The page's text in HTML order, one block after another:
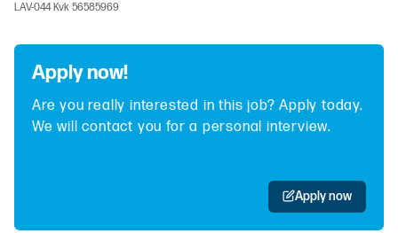
LAV-044 Kvk 56585969
Apply now!
Are you really interested in this job? Apply today.
We will contact you for a personal interview.
Apply now